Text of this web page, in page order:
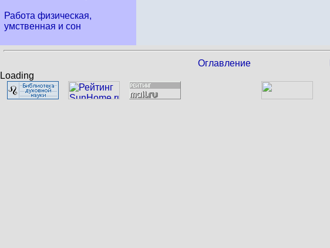
Работа физическая,
умственная и сон
Оглавление
Loading